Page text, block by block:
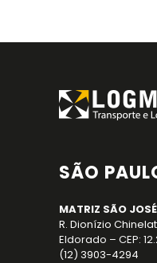
SÃO
MATRIZ SÃO
R. Dionízio
Eldorado – CEP:
(12) 3903-4294